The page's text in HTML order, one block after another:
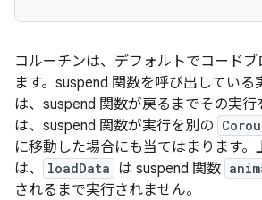
コルーチンは、デフォルトでコード
ます。suspend 関数を呼び出してい
は、suspend 関数が戻るまでその実行
は、suspend 関数が実行を別の
に移動した場合にも当てはまります。
は、
loadData は suspend 関数
されるまで実行されません。